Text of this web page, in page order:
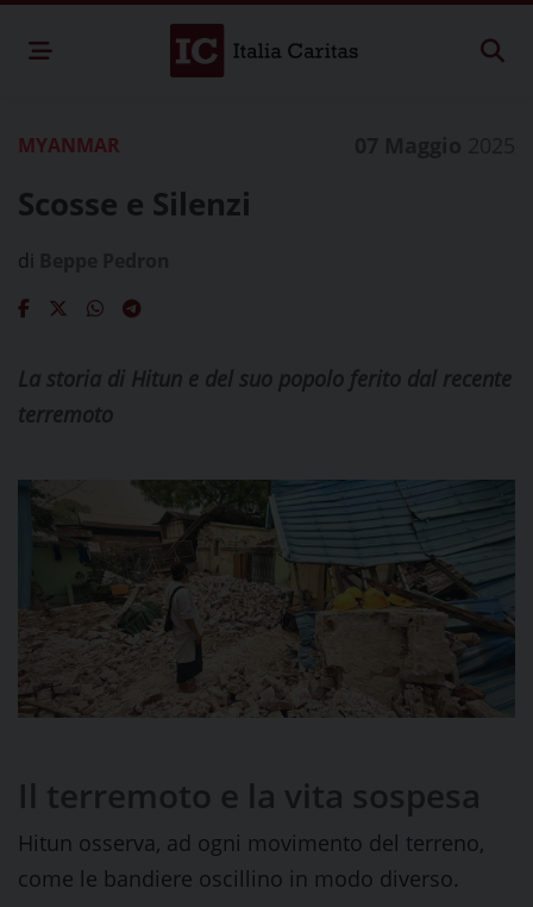
MYANMAR
Scosse e Silenzi
di
La storia di Hitun e del suo popolo ferito dal recente
terremoto
Il terremoto e la vita sospesa
Hitun osserva, ad ogni movimento del terreno,
come le bandiere oscillino in modo diverso.